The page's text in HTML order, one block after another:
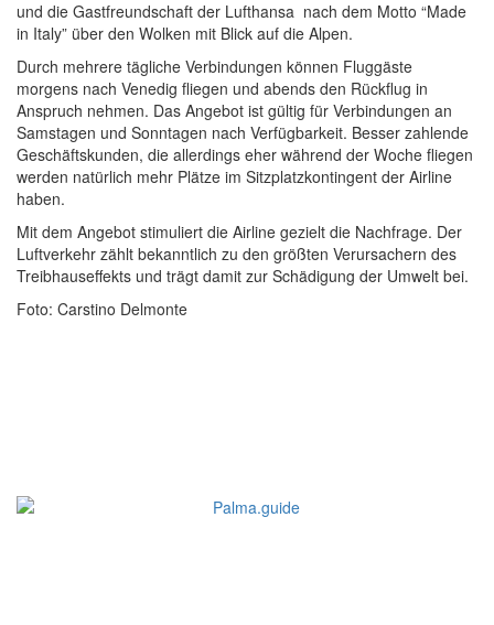
und die Gastfreundschaft der Lufthansa nach dem Motto “Made
in Italy” über den Wolken mit Blick auf die Alpen.
Durch mehrere tägliche Verbindungen können Fluggäste
morgens nach Venedig fliegen und abends den Rückflug in
Anspruch nehmen. Das Angebot ist gültig für Verbindungen an
Samstagen und Sonntagen nach Verfügbarkeit. Besser zahlende
Geschäftskunden, die allerdings eher während der Woche fliegen
werden natürlich mehr Plätze im Sitzplatzkontingent der Airline
haben.
Mit dem Angebot stimuliert die Airline gezielt die Nachfrage. Der
Luftverkehr zählt bekanntlich zu den größten Verursachern des
Treibhauseffekts und trägt damit zur Schädigung der Umwelt bei.
Foto: Carstino Delmonte